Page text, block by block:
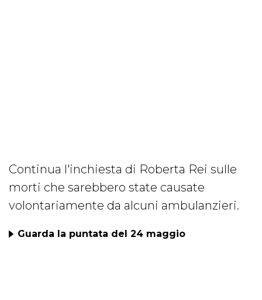
Continua l'inchiesta di Roberta Rei sulle
morti che sarebbero state causate
volontariamente da alcuni ambulanzieri.
Guarda la puntata del 24 maggio